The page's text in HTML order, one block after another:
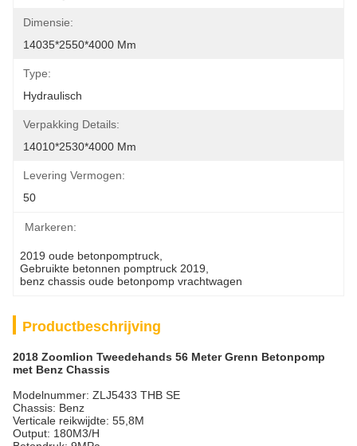
Dimensie:
14035*2550*4000 Mm
Type:
Hydraulisch
Verpakking Details:
14010*2530*4000 Mm
Levering Vermogen:
50
Markeren:
2019 oude betonpomptruck
Gebruikte betonnen pomptruck 2019
benz chassis oude betonpomp vrachtwagen
Productbeschrijving
2018 Zoomlion Tweedehands 56 Meter Grenn Betonpomp
met Benz Chassis
Modelnummer: ZLJ5433 THB SE
Chassis: Benz
Verticale reikwijdte: 55,8M
Output: 180M3/H